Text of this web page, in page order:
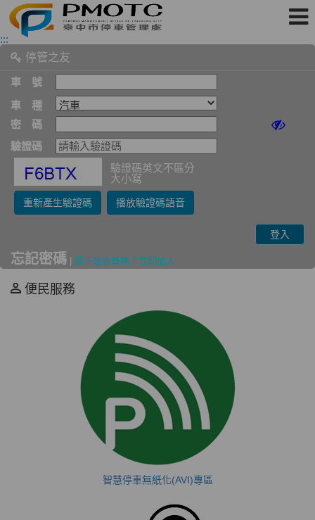
跳
到
:::
停管之友
車 號
車 種
密 碼
驗證碼
驗證碼英文不區分
大小寫
重新產生驗證碼 播放驗證碼語音
登入
忘記密碼 還不是會員嗎？立即加入
便民服務
智慧停車無紙化(AVI)專區